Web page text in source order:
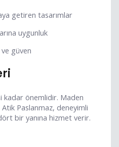
getiren tasarımlar
uygunluk
güven
kadar önemlidir. Maden
Paslanmaz, deneyimli
bir yanına hizmet verir.